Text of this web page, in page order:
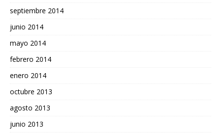
septiembre 2014
junio 2014
mayo 2014
febrero 2014
enero 2014
octubre 2013
agosto 2013
junio 2013